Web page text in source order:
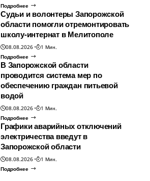
Подробнее
Судьи и волонтеры Запорожской
области помогли отремонтировать
школу-интернат в Мелитополе
08.08.2026
1 Мин.
Подробнее
В Запорожской области
проводится система мер по
обеспечению граждан питьевой
водой
08.08.2026
1 Мин.
Подробнее
Графики аварийных отключений
электричества введут в
Запорожской области
08.08.2026
1 Мин.
Подробнее